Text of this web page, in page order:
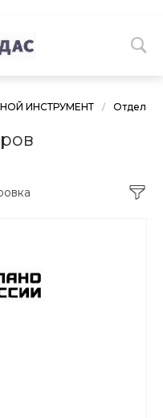
ИНСТРУМЕНТ /